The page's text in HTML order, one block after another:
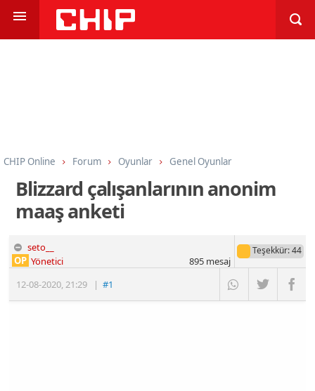
CHIP Online Forum Oyunlar Genel Oyunlar
Blizzard çalışanlarının anonim
maaş anketi
seto__
12-08-2020,21:29 |#1
OP Yönetici
Teşekkür: 44
895mesaj